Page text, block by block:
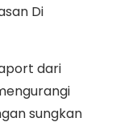
Di
dari
sungkan